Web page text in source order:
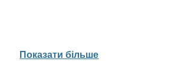
Показати більше